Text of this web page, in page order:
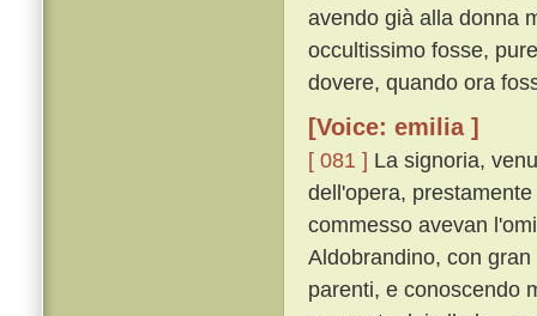
avendo già alla donna
occultissimo fosse,
dovere, quando ora
[Voice: emilia ]
[ 081 ] La signoria,
dell'opera,
commesso avevan
Aldobrandino, con
parenti, e conoscendo